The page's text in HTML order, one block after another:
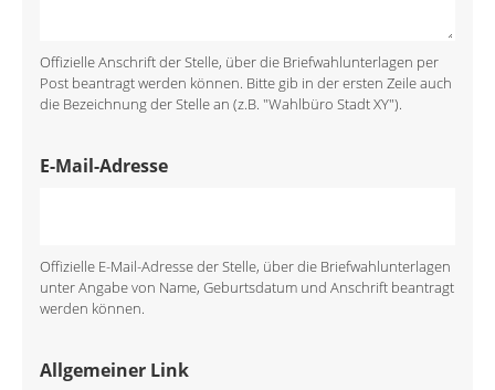
Offizielle Anschrift der Stelle, über die Briefwahlunterlagen per
Post beantragt werden können. Bitte gib in der ersten Zeile auch
die Bezeichnung der Stelle an (z.B. "Wahlbüro Stadt XY").
E-Mail-Adresse
Offizielle E-Mail-Adresse der Stelle, über die Briefwahlunterlagen
unter Angabe von Name, Geburtsdatum und Anschrift beantragt
werden können.
Allgemeiner Link